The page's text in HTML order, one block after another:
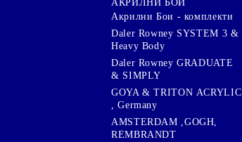
АКРИЛНИ БОИ
Акрилни Бои - комплекти
Daler Rowney SYSTEM 3 &
Heavy Body
Daler Rowney GRADUATE
& SIMPLY
GOYA & TRITON АCRYLIC
, Germany
AMSTERDAM ,GOGH,
REMBRANDT